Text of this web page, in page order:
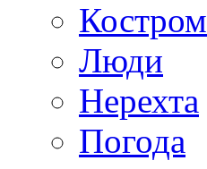
Люди
Нерехта
Погода